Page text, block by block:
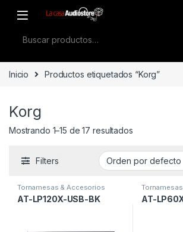
Inicio Productos etiquetados “Korg”
Korg
Mostrando 1–15 de 17 resultados
Filters
Tornamesas & Accesorios
AT-LP120X-USB-BK AT-